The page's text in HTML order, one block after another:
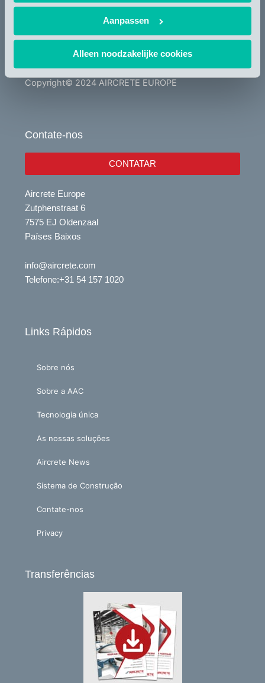
Aanpassen
Alleen noodzakelijke cookies
Y
o
u
t
L
i
n
k
Copyright© 2024 AIRCRETE EUROPE
Contate-nos
CONTATAR
Aircrete Europe
Zutphenstraat 6
7575 EJ Oldenzaal
Países Baixos
info@aircrete.com
Telefone:+31 54 157 1020
Links Rápidos
Sobre nós
Sobre a AAC
Tecnologia única
As nossas soluções
Aircrete News
Sistema de Construção
Contate-nos
Privacy
Transferências